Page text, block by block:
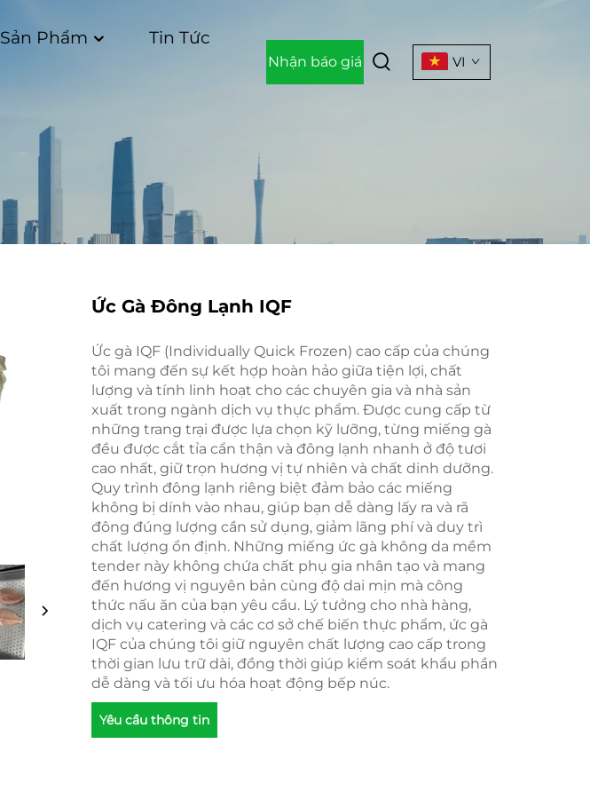
Sản Phẩm Tin Tức
Nhận báo giá VI
Ức Gà Đông Lạnh IQF
Ức gà IQF (Individually Quick Frozen) cao cấp của chúng
tôi mang đến sự kết hợp hoàn hảo giữa tiện lợi, chất
lượng và tính linh hoạt cho các chuyên gia và nhà sản
xuất trong ngành dịch vụ thực phẩm. Được cung cấp từ
những trang trại được lựa chọn kỹ lưỡng, từng miếng gà
đều được cắt tỉa cẩn thận và đông lạnh nhanh ở độ tươi
cao nhất, giữ trọn hương vị tự nhiên và chất dinh dưỡng.
Quy trình đông lạnh riêng biệt đảm bảo các miếng
không bị dính vào nhau, giúp bạn dễ dàng lấy ra và rã
đông đúng lượng cần sử dụng, giảm lãng phí và duy trì
chất lượng ổn định. Những miếng ức gà không da mềm
tender này không chứa chất phụ gia nhân tạo và mang
đến hương vị nguyên bản cùng độ dai mịn mà công
thức nấu ăn của bạn yêu cầu. Lý tưởng cho nhà hàng,
dịch vụ catering và các cơ sở chế biến thực phẩm, ức gà
IQF của chúng tôi giữ nguyên chất lượng cao cấp trong
thời gian lưu trữ dài, đồng thời giúp kiểm soát khẩu phần
dễ dàng và tối ưu hóa hoạt động bếp núc.
Yêu cầu thông tin